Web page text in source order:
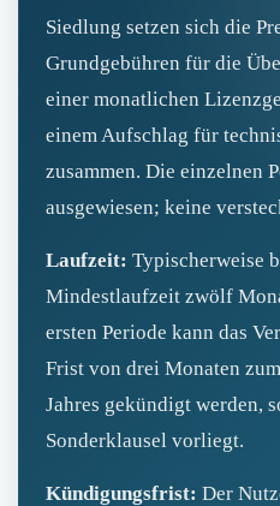
Siedlung setzen sich die
Grundgebühren für die
einer monatlichen
einem Aufschlag für
zusammen. Die einzelnen
ausgewiesen; keine
Laufzeit: Typischerweise
Mindestlaufzeit zwölf
ersten Periode kann das
Frist von drei Monaten
Jahres gekündigt werden,
Sonderklausel vorliegt.
Kündigungsfrist: Der